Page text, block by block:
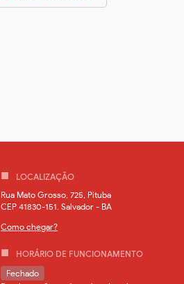
LOCALIZAÇÃO
Rua Mato Grosso, 725, Pituba
CEP 41830-151. Salvador - BA
Como chegar?
HORÁRIO DE FUNCIONAMENTO
Fechado